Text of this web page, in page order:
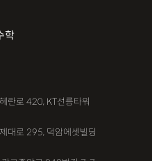
학
란로 420, KT선릉타워
대로 295, 덕암에셋빌딩